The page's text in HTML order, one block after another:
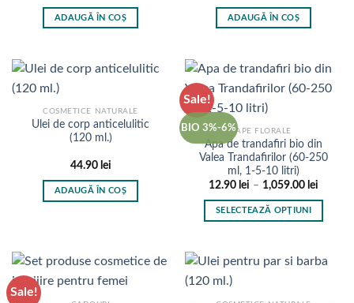
în
pagina
a
fost:
ADAUGĂ ÎN COȘ ADAUGĂ ÎN COȘ
COSMETICE NATURALE
Ulei de corp anticelulitic
(120 ml.)
44.90 lei
ADAUGĂ ÎN COȘ
Sale!
BIO 3%-6%APE FLORALE
Apa de trandafiri bio din
Valea Trandafirilor (60-250
ml, 1-5-10 litri)
12.90 lei – 1,059.00 lei
SELECTEAZĂ OPȚIUNI
are
Sale!